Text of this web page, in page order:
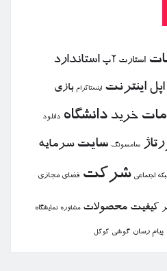
استارت آپ استاندارد
اپل اینترنت اینستاگرام بازی
خرید دانشگاه دانلود
سامسونگ سایت سرمایه
اجتماعی شركت فضای مجازی
كیفیت محصولات مشاوره نمایشگاه
پیام رسان گوشی گوگل